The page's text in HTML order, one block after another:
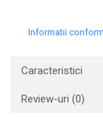
Informatii
Caracteristici
Review-uri (0)